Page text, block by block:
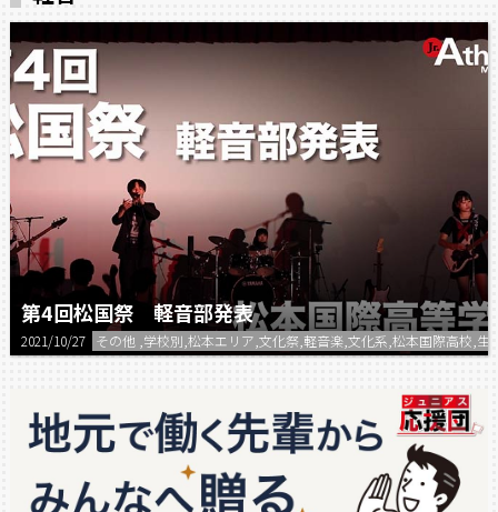
第4回松国祭 軽音部発表
2021/10/27 その他 ,学校別,松本エリア,文化祭,軽音楽,文化系,松本国際高校,生